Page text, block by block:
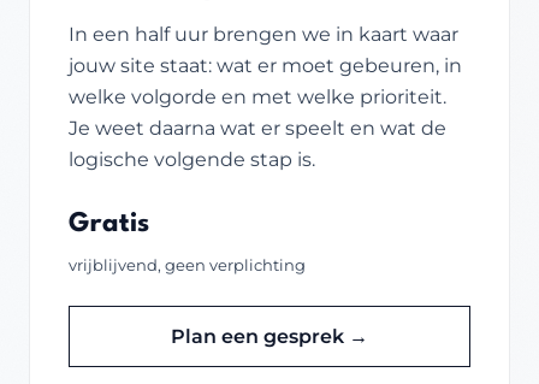
In een half uur brengen we in kaart waar
jouw site staat: wat er moet gebeuren, in
welke volgorde en met welke prioriteit.
Je weet daarna wat er speelt en wat de
logische volgende stap is.
Gratis
vrijblijvend, geen verplichting
Plan een gesprek →